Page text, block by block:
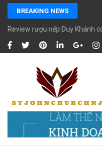
Skip
content
(Press
Enter)
BREAKING NEWS
Review rượu nếp Duy Khánh